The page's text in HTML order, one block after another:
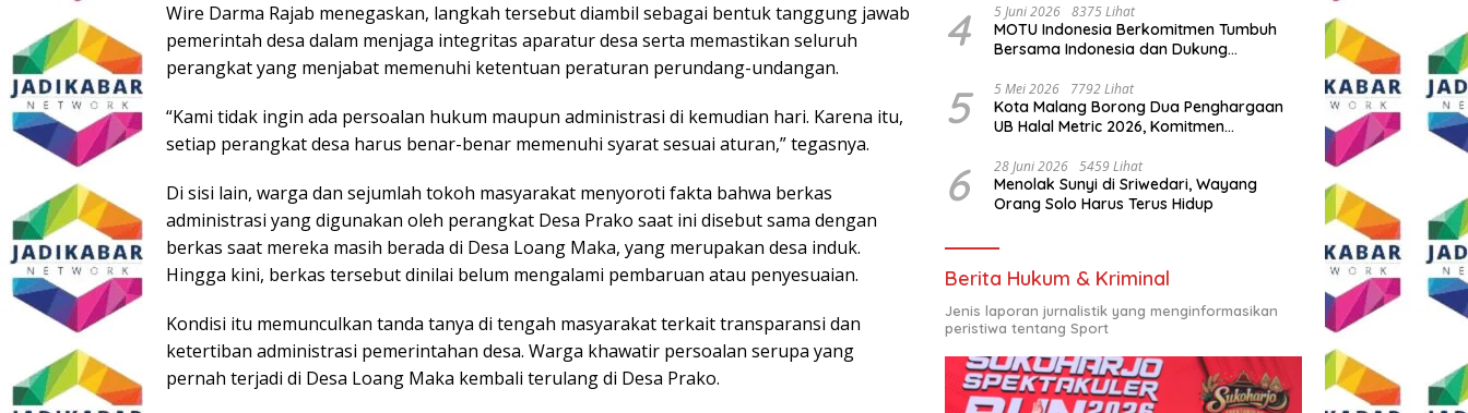
Wire Darma Rajab menegaskan, langkah tersebut diambil sebagai bentuk tanggung jawab
pemerintah desa dalam menjaga integritas aparatur desa serta memastikan seluruh
perangkat yang menjabat memenuhi ketentuan peraturan perundang-undangan.
“Kami tidak ingin ada persoalan hukum maupun administrasi di kemudian hari. Karena itu,
setiap perangkat desa harus benar-benar memenuhi syarat sesuai aturan,” tegasnya.
Di sisi lain, warga dan sejumlah tokoh masyarakat menyoroti fakta bahwa berkas
administrasi yang digunakan oleh perangkat Desa Prako saat ini disebut sama dengan
berkas saat mereka masih berada di Desa Loang Maka, yang merupakan desa induk.
Hingga kini, berkas tersebut dinilai belum mengalami pembaruan atau penyesuaian.
Kondisi itu memunculkan tanda tanya di tengah masyarakat terkait transparansi dan
ketertiban administrasi pemerintahan desa. Warga khawatir persoalan serupa yang
pernah terjadi di Desa Loang Maka kembali terulang di Desa Prako.
4 5 Juni 2026 8375 Lihat
MOTU Indonesia Berkomitmen Tumbuh
Bersama Indonesia dan Dukung
5 5 Mei 2026 7792 Lihat
Kota Malang Borong Dua Penghargaan
UB Halal Metric 2026, Komitmen
6 28 Juni 2026 5459 Lihat
Menolak Sunyi di Sriwedari, Wayang
Orang Solo Harus Terus Hidup
Berita Hukum & Kriminal
Jenis laporan jurnalistik yang menginformasikan
peristiwa tentang Sport